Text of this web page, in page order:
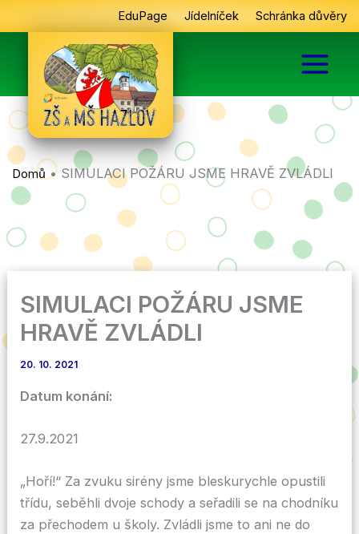
na
EduPage Jídelníček Schránka důvěry
Domů • SIMULACI POŽÁRU JSME HRAVĚ ZVLÁDLI
SIMULACI POŽÁRU JSME
HRAVĚ ZVLÁDLI
20. 10. 2021
Datum konání:
27.9.2021
„Hoří!“ Za zvuku sirény jsme bleskurychle opustili
třídu, seběhli dvoje schody a seřadili se na chodníku
za přechodem u školy. Zvládli jsme to ani ne do